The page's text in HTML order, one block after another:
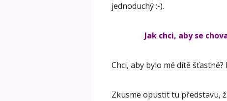
jednoduchý :-).
Jak chci, aby se
Chci, aby bylo mé dítě
Zkusme opustit tu představu,